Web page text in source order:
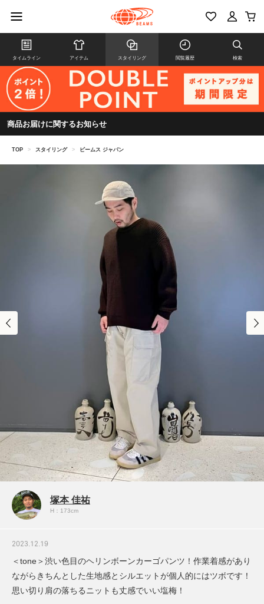
タイムライン アイテム スタイリング 閲覧履歴 検索
商品お届けに関するお知らせ
TOP > スタイリング > ビームス ジャパン
塚本 佳祐
H：173cm
2023.12.19
＜tone＞渋い色目のヘリンボーンカーゴパンツ！作業着感があり
ながらきちんとした生地感とシルエットが個人的にはツボです！
思い切り肩の落ちるニットも丈感でいい塩梅！